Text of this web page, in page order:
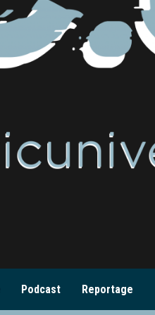
Podcast Reportage